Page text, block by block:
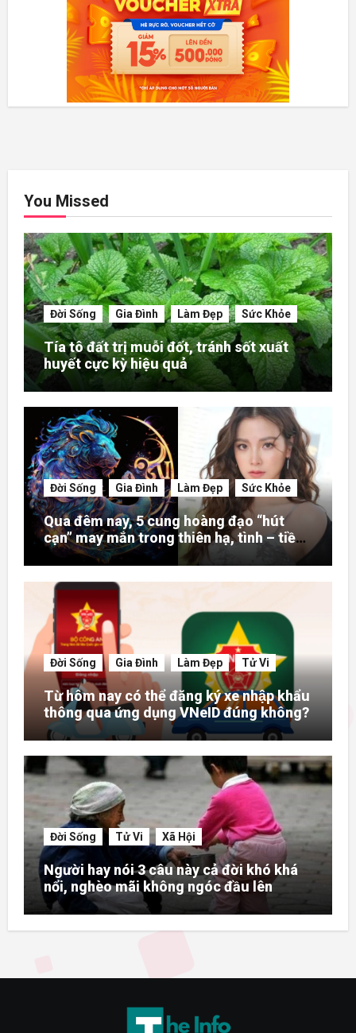
You Missed
Đời Sống Gia Đình Làm Đẹp Sức Khỏe
Tía tô đất trị muỗi đốt, tránh sốt xuất
huyết cực kỳ hiệu quả
Đời Sống Gia Đình Làm Đẹp Sức Khỏe
Qua đêm nay, 5 cung hoàng đạo “hút
cạn” may mắn trong thiên hạ, tình – tiền
– danh rực rỡ hơn người
Đời Sống Gia Đình Làm Đẹp Tử Vi
Từ hôm nay có thể đăng ký xe nhập khẩu
thông qua ứng dụng VNeID đúng không?
Đời Sống Tử Vi Xã Hội
Người hay nói 3 câu này cả đời khó khá
nổi, nghèo mãi không ngóc đầu lên